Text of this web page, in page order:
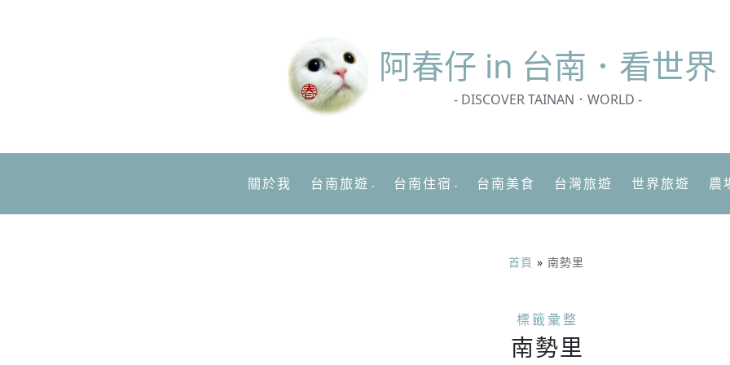
阿春仔 in 台南．看世界
- DISCOVER TAINAN．WORLD -
關於我 台南旅遊 台南住宿 台南美食 台灣旅遊 世界旅遊 農
首頁 » 南勢里
標籤彙整
南勢里